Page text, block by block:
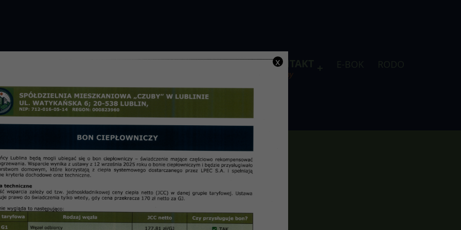
PRZETARGI OSIEDLA KONTAKT
telefony
do wykonania w 2017 r.
x